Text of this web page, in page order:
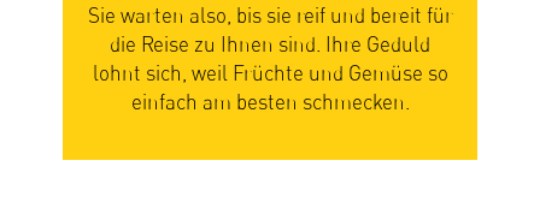
Sie warten also, bis sie reif und bereit für
die Reise zu Ihnen sind. Ihre Geduld
lohnt sich, weil Früchte und Gemüse so
einfach am besten schmecken.